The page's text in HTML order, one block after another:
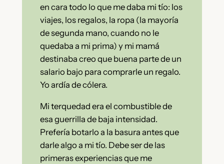
en cara todo lo que me daba mi tío: los
viajes, los regalos, la ropa (la mayoría
de segunda mano, cuando no le
quedaba a mi prima) y mi mamá
destinaba creo que buena parte de un
salario bajo para comprarle un regalo.
Yo ardía de cólera.
Mi terquedad era el combustible de
esa guerrilla de baja intensidad.
Prefería botarlo a la basura antes que
darle algo a mi tío. Debe ser de las
primeras experiencias que me